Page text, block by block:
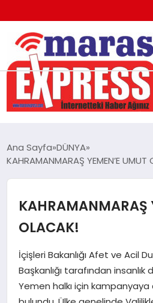
K.MARAŞ
ANDIRIN
ÇAĞLAYANCERİT
BİZE ULAŞIN
Ana Sayfa DÜNYA
KAHRAMANMARAŞ YEMEN’E UMUT
KAHRAMANMARAŞ
OLACAK!
İçişleri Bakanlığı Afet ve Acil
Başkanlığı tarafından insanlık
Yemen halkı için kampanyaya